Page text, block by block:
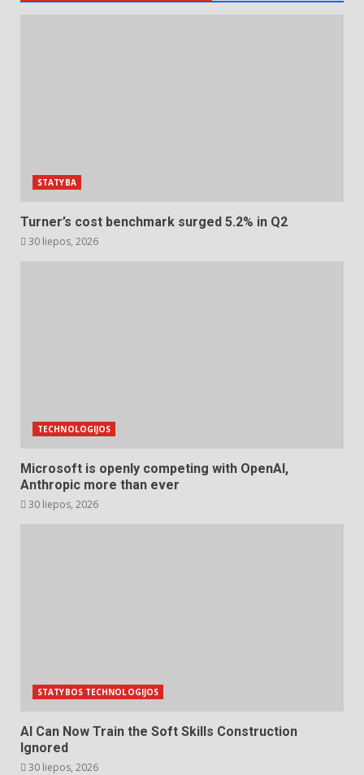
STATYBA
Turner’s cost benchmark surged 5.2% in Q2
30 liepos, 2026
TECHNOLOGIJOS
Microsoft is openly competing with OpenAI,
Anthropic more than ever
30 liepos, 2026
STATYBOS TECHNOLOGIJOS
AI Can Now Train the Soft Skills Construction
Ignored
30 liepos, 2026